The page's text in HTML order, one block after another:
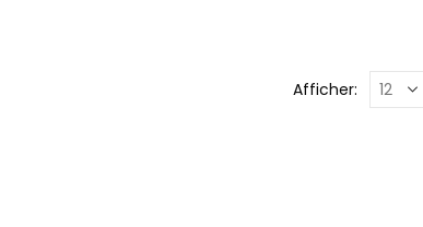
Afficher: